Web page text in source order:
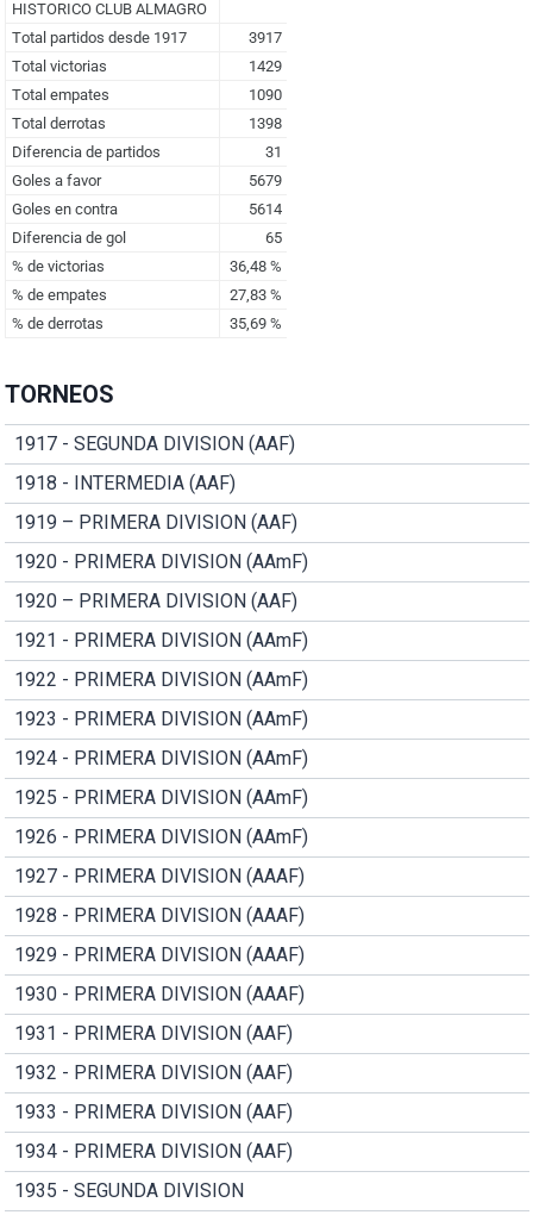
TORNEOS
1917 - SEGUNDA DIVISION (AAF)
1918 - INTERMEDIA (AAF)
1919 – PRIMERA DIVISION (AAF)
1920 - PRIMERA DIVISION (AAmF)
1920 – PRIMERA DIVISION (AAF)
1921 - PRIMERA DIVISION (AAmF)
1922 - PRIMERA DIVISION (AAmF)
1923 - PRIMERA DIVISION (AAmF)
1924 - PRIMERA DIVISION (AAmF)
1925 - PRIMERA DIVISION (AAmF)
1926 - PRIMERA DIVISION (AAmF)
1927 - PRIMERA DIVISION (AAAF)
1928 - PRIMERA DIVISION (AAAF)
1929 - PRIMERA DIVISION (AAAF)
1930 - PRIMERA DIVISION (AAAF)
1931 - PRIMERA DIVISION (AAF)
1932 - PRIMERA DIVISION (AAF)
1933 - PRIMERA DIVISION (AAF)
1934 - PRIMERA DIVISION (AAF)
1935 - SEGUNDA DIVISION